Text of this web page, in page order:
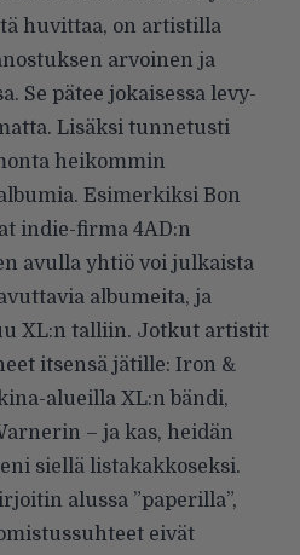
huvittaa, on artistilla
arvoinen ja
Se pätee jokaisessa levy-
Lisäksi tunnetusti
heikommin
Esimerkiksi Bon
indie-firma 4AD:n
avulla yhtiö voi julkaista
albumeita, ja
XL:n talliin. Jotkut artistit
itsensä jätille: Iron &
alueilla XL:n bändi,
– ja kas, heidän
siellä listakakkoseksi.
alussa ”paperilla”,
eivät